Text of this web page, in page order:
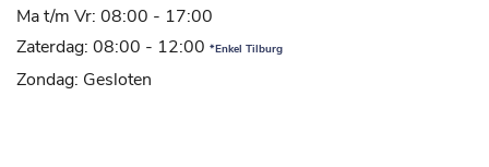
Ma t/m Vr: 08:00 - 17:00
Zaterdag: 08:00 - 12:00 *Enkel Tilburg
Zondag: Gesloten